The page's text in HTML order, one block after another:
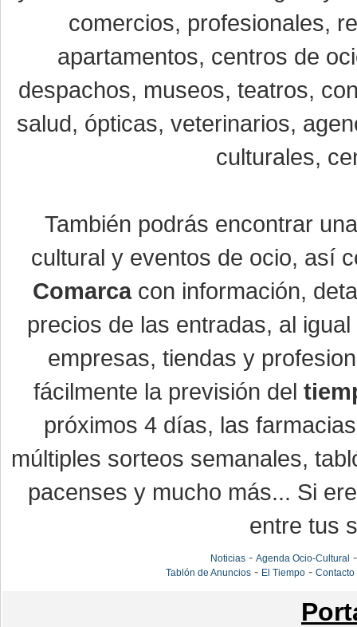
comercios, profesionales,
apartamentos, centros de
despachos, museos, teatros,
salud, ópticas, veterinarios,
culturales,
También podrás encontrar
cultural y eventos de ocio, así
Comarcacon información,
precios de las entradas, al
empresas, tiendas y
fácilmente la previsión del
próximos 4 días, las
múltiples sorteos semanales,
pacenses y mucho más... Si
entre tus
Noticias- Agenda Ocio-Cultural
Tablón de Anuncios- El Tiempo- Contacto